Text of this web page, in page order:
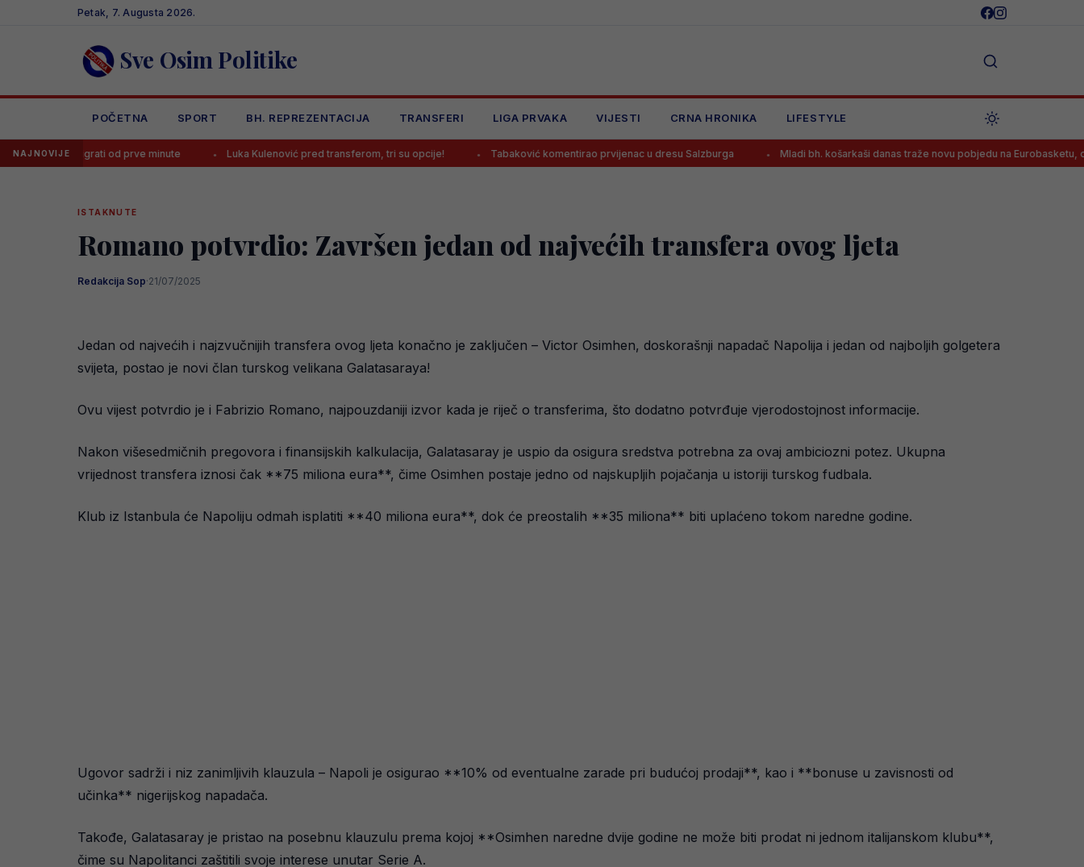
Petak, 7. Augusta 2026.
Sve Osim Politike
POČETNA SPORT BH. REPREZENTACIJA TRANSFERI LIGA PRVAKA VIJESTI CRNA HRONIKA LIFESTYLE
NAJNOVIJE
igrati od prve minute Luka Kulenović pred transferom, tri su opcije! Tabaković komentirao prvijenac u dresu Salzburga Mladi bh. košarkaši danas traže novu pobjedu na Eurobasketu, osiguran
ISTAKNUTE
Romano potvrdio: Završen jedan od najvećih transfera ovog ljeta
Redakcija Sop·21/07/2025
Jedan od najvećih i najzvučnijih transfera ovog ljeta konačno je zaključen – Victor Osimhen, doskorašnji napadač Napolija i jedan od najboljih golgetera
svijeta, postao je novi član turskog velikana Galatasaraya!
Ovu vijest potvrdio je i Fabrizio Romano, najpouzdaniji izvor kada je riječ o transferima, što dodatno potvrđuje vjerodostojnost informacije.
Nakon višesedmičnih pregovora i finansijskih kalkulacija, Galatasaray je uspio da osigura sredstva potrebna za ovaj ambiciozni potez. Ukupna
vrijednost transfera iznosi čak **75 miliona eura**, čime Osimhen postaje jedno od najskupljih pojačanja u istoriji turskog fudbala.
Klub iz Istanbula će Napoliju odmah isplatiti **40 miliona eura**, dok će preostalih **35 miliona** biti uplaćeno tokom naredne godine.
Ugovor sadrži i niz zanimljivih klauzula – Napoli je osigurao **10% od eventualne zarade pri budućoj prodaji**, kao i **bonuse u zavisnosti od
učinka** nigerijskog napadača.
Takođe, Galatasaray je pristao na posebnu klauzulu prema kojoj **Osimhen naredne dvije godine ne može biti prodat ni jednom italijanskom klubu**,
čime su Napolitanci zaštitili svoje interese unutar Serie A.